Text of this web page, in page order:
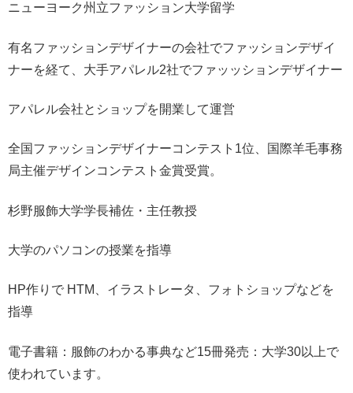
ニューヨーク州立ファッション大学留学
有名ファッションデザイナーの会社でファッションデザイ
ナーを経て、大手アパレル2社でファッッションデザイナー
アパレル会社とショップを開業して運営
全国ファッションデザイナーコンテスト1位、国際羊毛事務
局主催デザインコンテスト金賞受賞。
杉野服飾大学学長補佐・主任教授
大学のパソコンの授業を指導
HP作りで HTM、イラストレータ、フォトショップなどを
指導
電子書籍：服飾のわかる事典など15冊発売：大学30以上で
使われています。